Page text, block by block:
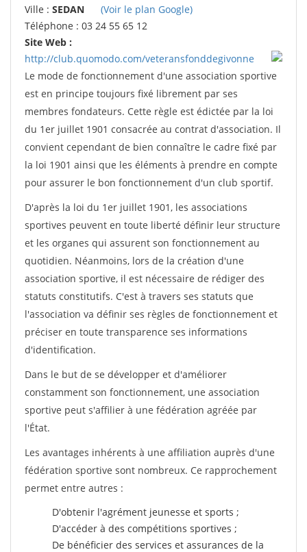
Ville : SEDAN
(Voir le plan Google)
Téléphone : 03 24 55 65 12
Site Web :
http://club.quomodo.com/veteransfonddegivonne
Le mode de fonctionnement d'une association sportive
est en principe toujours fixé librement par ses
membres fondateurs. Cette règle est édictée par la loi
du 1er juillet 1901 consacrée au contrat d'association. Il
convient cependant de bien connaître le cadre fixé par
la loi 1901 ainsi que les éléments à prendre en compte
pour assurer le bon fonctionnement d'un club sportif.
D'après la loi du 1er juillet 1901, les associations
sportives peuvent en toute liberté définir leur structure
et les organes qui assurent son fonctionnement au
quotidien. Néanmoins, lors de la création d'une
association sportive, il est nécessaire de rédiger des
statuts constitutifs. C'est à travers ses statuts que
l'association va définir ses règles de fonctionnement et
préciser en toute transparence ses informations
d'identification.
Dans le but de se développer et d'améliorer
constamment son fonctionnement, une association
sportive peut s'affilier à une fédération agréée par
l'État.
Les avantages inhérents à une affiliation auprès d'une
fédération sportive sont nombreux. Ce rapprochement
permet entre autres :
D'obtenir l'agrément jeunesse et sports ;
D'accéder à des compétitions sportives ;
De bénéficier des services et assurances de la